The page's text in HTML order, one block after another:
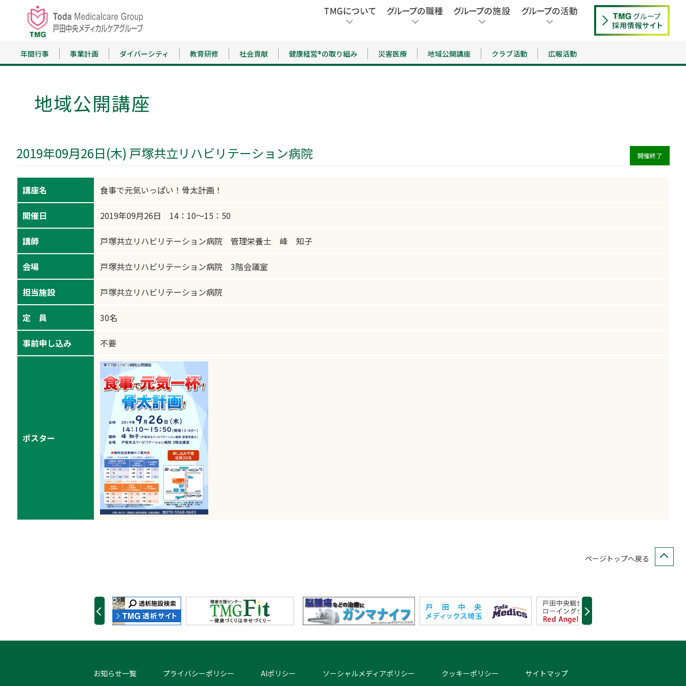
年間行事 事業計画 ダイバーシティ 教育研修 社会貢献 健康経営®の取り組み 災害医療 地域公開講座 クラブ活動 広報活動
地域公開講座
開催終了
2019年09月26日(木) 戸塚共立リハビリテーション病院
講座名 食事で元気いっぱい！骨太計画！
開催日 2019年09月26日 14：10～15：50
講師 戸塚共立リハビリテーション病院 管理栄養士 峰 知子
会場 戸塚共立リハビリテーション病院 3階会議室
担当施設 戸塚共立リハビリテーション病院
定 員 30名
事前申し込み 不要
ポスター
ページトップへ戻る
お知らせ一覧 プライバシーポリシー AIポリシー ソーシャルメディアポリシー クッキーポリシー サイトマップ